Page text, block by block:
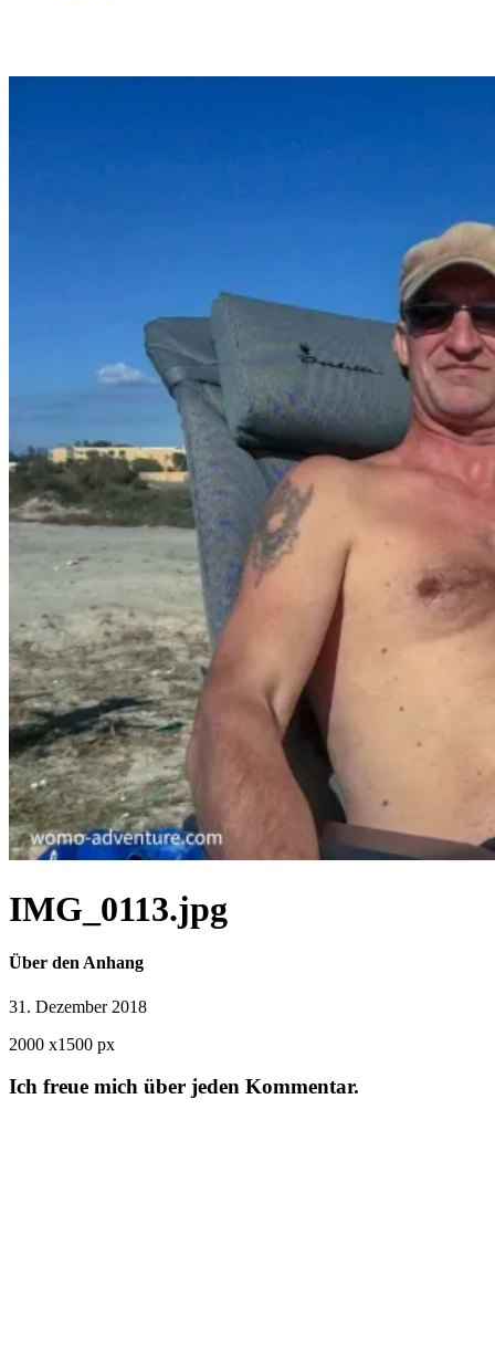
IMG_0113.jpg
Über den Anhang
31. Dezember 2018
2000 x1500 px
Ich freue mich über jeden Kommentar.